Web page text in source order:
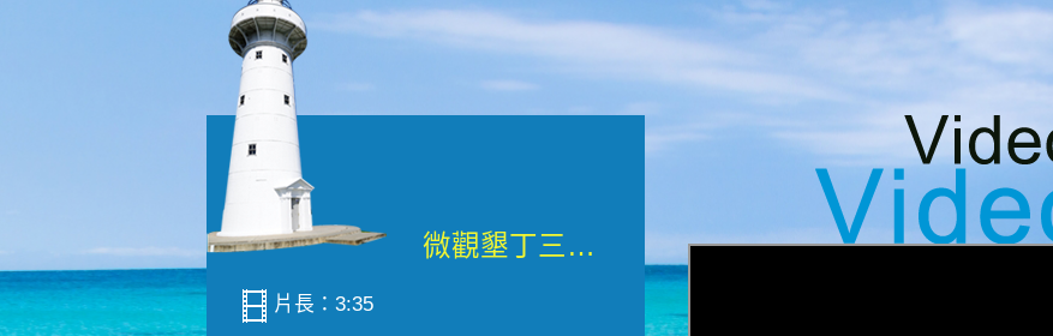
微觀墾丁三部曲 重生....
片長：3:35